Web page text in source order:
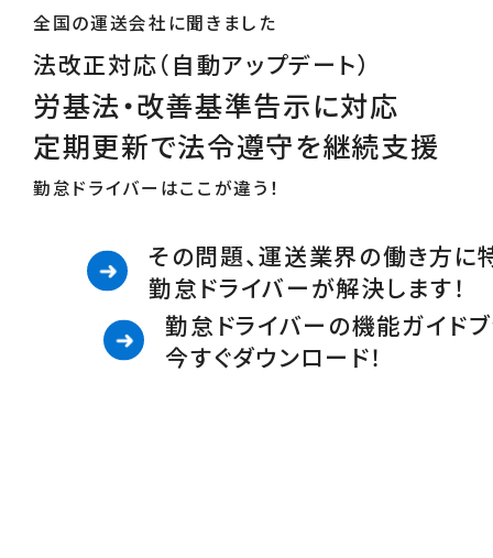
全国の運送会社に聞きました
法改正対応（自動アップデート）
労基法・改善基準告示に対応
定期更新で法令遵守を継続支援
勤怠ドライバーはここが違う！
その問題、運送業界の働き方に
勤怠ドライバーが解決します！
勤怠ドライバーの機能ガイド
今すぐダウンロード！